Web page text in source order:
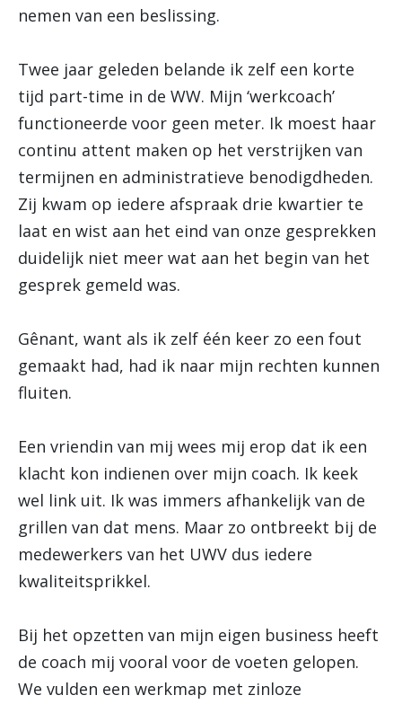
nemen van een beslissing.
Twee jaar geleden belande ik zelf een korte
tijd part-time in de WW. Mijn ‘werkcoach’
functioneerde voor geen meter. Ik moest haar
continu attent maken op het verstrijken van
termijnen en administratieve benodigdheden.
Zij kwam op iedere afspraak drie kwartier te
laat en wist aan het eind van onze gesprekken
duidelijk niet meer wat aan het begin van het
gesprek gemeld was.
Gênant, want als ik zelf één keer zo een fout
gemaakt had, had ik naar mijn rechten kunnen
fluiten.
Een vriendin van mij wees mij erop dat ik een
klacht kon indienen over mijn coach. Ik keek
wel link uit. Ik was immers afhankelijk van de
grillen van dat mens. Maar zo ontbreekt bij de
medewerkers van het UWV dus iedere
kwaliteitsprikkel.
Bij het opzetten van mijn eigen business heeft
de coach mij vooral voor de voeten gelopen.
We vulden een werkmap met zinloze